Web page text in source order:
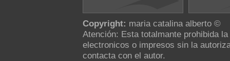
Copyright: maria catalina alberto ©
Atención: Esta totalmante prohibida
electronicos o impresos sin la
contacta con el autor.